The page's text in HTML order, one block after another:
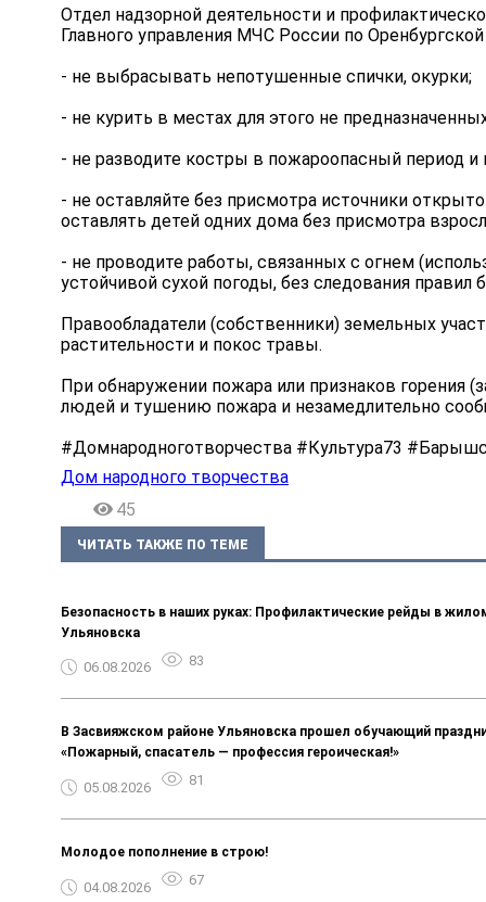
Отдел надзорной деятельности и
Главного управления МЧС России по
- не выбрасывать непотушенные спички, окурки;
- не курить в местах для этого не
- не разводите костры в пожароопасный период и
- не оставляйте без присмотра источники
оставлять детей одних дома без присмотра
- не проводите работы, связанных с огнем
устойчивой сухой погоды, без следования правил
Правообладатели (собственники) земельных
растительности и покос травы.
При обнаружении пожара или признаков горения
людей и тушению пожара и незамедлительно
#Домнародноготворчества #Культура73
Дом народного творчества
45
ЧИТАТЬ ТАКЖЕ ПО ТЕМЕ
Безопасность в наших руках: Профилактические рейды в
Ульяновска
06.08.2026 83
В Засвияжском районе Ульяновска прошел обучающий
«Пожарный, спасатель — профессия героическая!»
05.08.2026 81
Молодое пополнение в строю!
04.08.2026 67